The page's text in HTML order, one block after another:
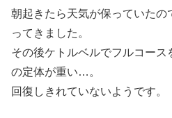
朝起きたら天気が保っていた
ってきました。
その後ケトルベルでフルコー
の定体が重い…。
回復しきれていないようです。